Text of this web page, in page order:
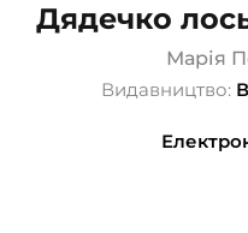
Дядечко
Марія
Видавництво: